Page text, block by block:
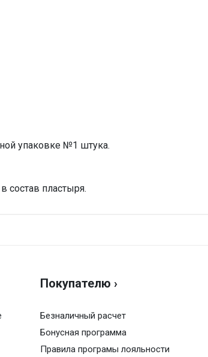
упаковке №1 штука.
состав пластыря.
Покупателю ›
Безналичный расчет
Бонусная программа
Правила програмы лояльности